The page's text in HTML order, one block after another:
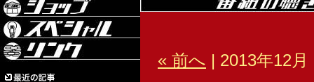
« 前へ | 2013年12